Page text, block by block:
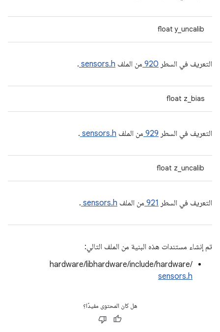
float y_uncalib
التعريف في السطر 920 من الملف sensors.h
.
float z_bias
التعريف في السطر 929 من الملف sensors.h
.
float z_uncalib
التعريف في السطر 921 من الملف sensors.h
.
تم إنشاء مستندات هذه البنية من الملف التالي:
hardware/libhardware/include/hardware/
sensors.h
هل كان المحتوى مفيدًا؟